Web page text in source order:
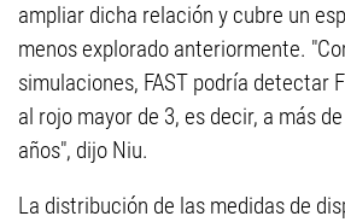
ampliar dicha relación y cubre un
menos explorado anteriormente.
simulaciones, FAST podría detectar
al rojo mayor de 3, es decir, a más
años", dijo Niu.
La distribución de las medidas de